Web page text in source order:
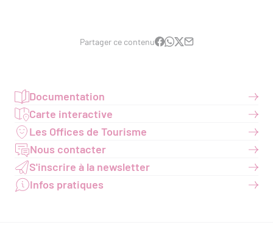
Partager ce contenu
Documentation
Carte interactive
Les Offices de Tourisme
Nous contacter
S'inscrire à la newsletter
Infos pratiques